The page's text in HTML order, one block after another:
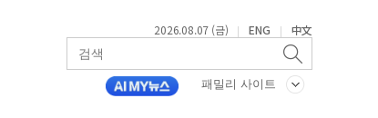
2026.08.07 (금) | ENG | 中文
패밀리 사이트